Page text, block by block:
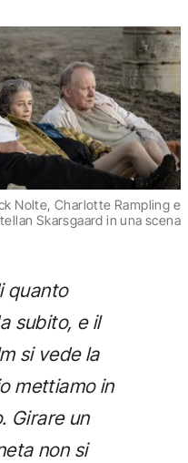
Nolte, Charlotte Rampling e
Skarsgaard in una scena
quanto
subito, e il
si vede la
mettiamo in
Girare un
non si